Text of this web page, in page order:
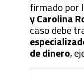
firmado por
y Carolina
caso debe
de dinero,